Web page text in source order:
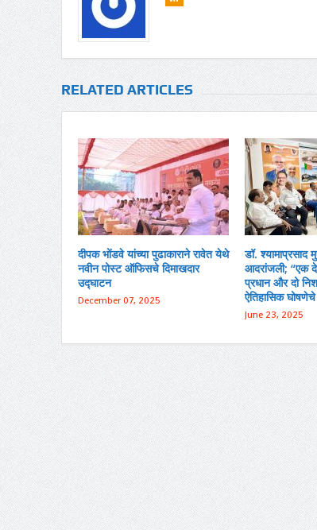
RELATED ARTICLES
दीपक भोंडवे यांच्या पुढाकाराने रावेत येथे
नवीन पोस्ट ऑफिसचे दिमाखदार
उद्घाटन
December 07, 2025
डॉ. श्यामाप्रसाद
आदरांजली; “एक
प्रधान और दो
ऐतिहासिक
June 23, 2025